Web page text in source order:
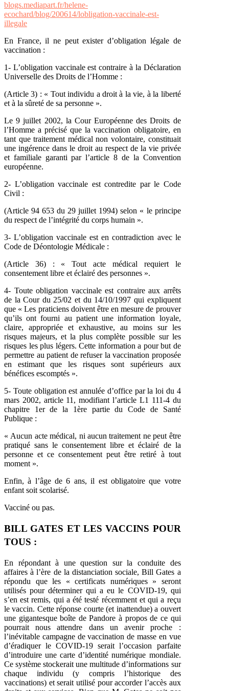
blogs.mediapart.fr/helene-
ecochard/blog/200614/lobligation-vaccinale-est-
illegale
En France, il ne peut exister d’obligation légale de
vaccination :
1- L’obligation vaccinale est contraire à la Déclaration
Universelle des Droits de l’Homme :
(Article 3) : « Tout individu a droit à la vie, à la liberté
et à la sûreté de sa personne ».
Le 9 juillet 2002, la Cour Européenne des Droits de
l’Homme a précisé que la vaccination obligatoire, en
tant que traitement médical non volontaire, constituait
une ingérence dans le droit au respect de la vie privée
et familiale garanti par l’article 8 de la Convention
européenne.
2- L’obligation vaccinale est contredite par le Code
Civil :
(Article 94 653 du 29 juillet 1994) selon « le principe
du respect de l’intégrité du corps humain ».
3- L’obligation vaccinale est en contradiction avec le
Code de Déontologie Médicale :
(Article 36) : « Tout acte médical requiert le
consentement libre et éclairé des personnes ».
4- Toute obligation vaccinale est contraire aux arrêts
de la Cour du 25/02 et du 14/10/1997 qui expliquent
que « Les praticiens doivent être en mesure de prouver
qu’ils ont fourni au patient une information loyale,
claire, appropriée et exhaustive, au moins sur les
risques majeurs, et la plus complète possible sur les
risques les plus légers. Cette information a pour but de
permettre au patient de refuser la vaccination proposée
en estimant que les risques sont supérieurs aux
bénéfices escomptés ».
5- Toute obligation est annulée d’office par la loi du 4
mars 2002, article 11, modifiant l’article L1 111-4 du
chapitre 1er de la 1ère partie du Code de Santé
Publique :
« Aucun acte médical, ni aucun traitement ne peut être
pratiqué sans le consentement libre et éclairé de la
personne et ce consentement peut être retiré à tout
moment ».
Enfin, à l’âge de 6 ans, il est obligatoire que votre
enfant soit scolarisé.
Vacciné ou pas.
BILL GATES ET LES VACCINS POUR
TOUS :
En répondant à une question sur la conduite des
affaires à l’ère de la distanciation sociale, Bill Gates a
répondu que les « certificats numériques » seront
utilisés pour déterminer qui a eu le COVID-19, qui
s’en est remis, qui a été testé récemment et qui a reçu
le vaccin. Cette réponse courte (et inattendue) a ouvert
une gigantesque boîte de Pandore à propos de ce qui
pourrait nous attendre dans un avenir proche :
l’inévitable campagne de vaccination de masse en vue
d’éradiquer le COVID-19 serait l’occasion parfaite
d’introduire une carte d’identité numérique mondiale.
Ce système stockerait une multitude d’informations sur
chaque individu (y compris l’historique des
vaccinations) et serait utilisé pour accorder l’accès aux